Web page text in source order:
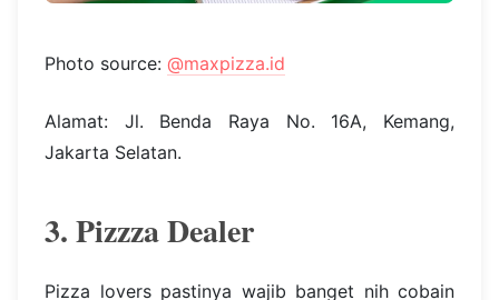
Photo source: @maxpizza.id
Alamat: Jl. Benda Raya No. 16A, Kemang,
Jakarta Selatan.
3. Pizzza Dealer
Pizza lovers pastinya wajib banget nih cobain